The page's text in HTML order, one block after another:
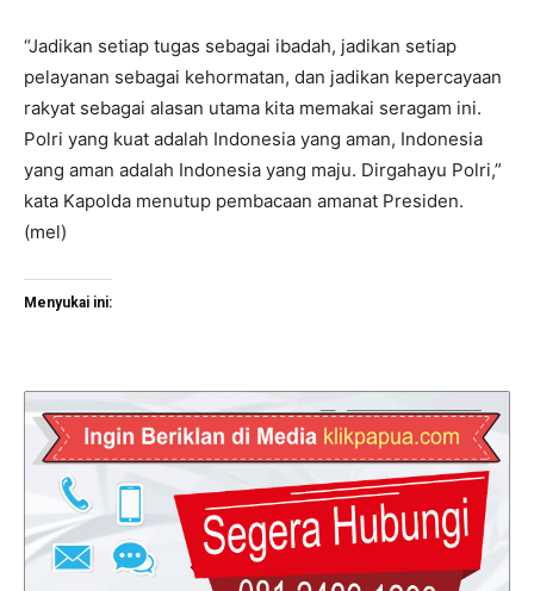
“Jadikan setiap tugas sebagai ibadah, jadikan setiap
pelayanan sebagai kehormatan, dan jadikan kepercayaan
rakyat sebagai alasan utama kita memakai seragam ini.
Polri yang kuat adalah Indonesia yang aman, Indonesia
yang aman adalah Indonesia yang maju. Dirgahayu Polri,”
kata Kapolda menutup pembacaan amanat Presiden.
(mel)
Menyukai ini: